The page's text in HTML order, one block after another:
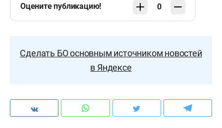
Оцените публикацию! 0
Сделать БО основным источником новостей
в Яндексе